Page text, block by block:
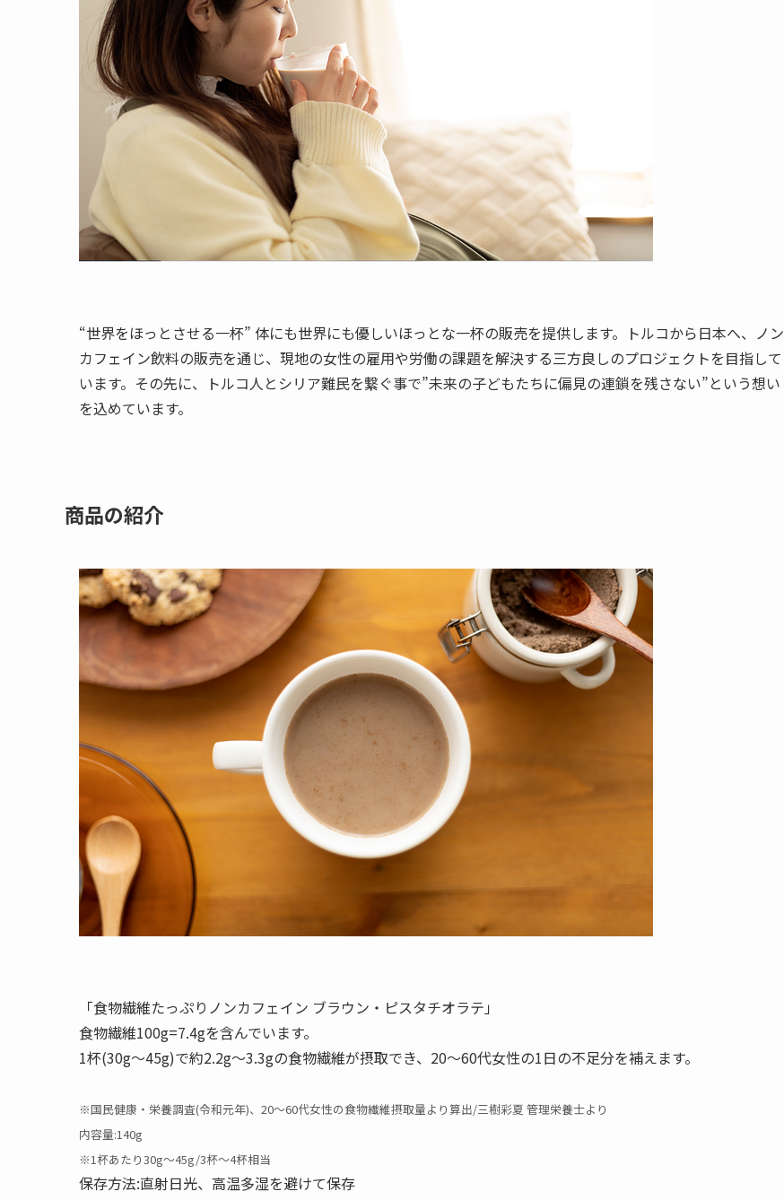
“世界をほっとさせる一杯” 体にも世界にも優しいほっとな一杯の販売を提供します。トルコから日本へ、ノン
カフェイン飲料の販売を通じ、現地の女性の雇用や労働の課題を解決する三方良しのプロジェクトを目指して
います。その先に、トルコ人とシリア難⺠を繋ぐ事で”未来の子どもたちに偏見の連鎖を残さない”という想い
を込めています。
商品の紹介
「食物繊維たっぷりノンカフェイン ブラウン・ピスタチオラテ」
食物繊維100g=7.4gを含んでいます。
1杯(30g〜45g)で約2.2g〜3.3gの食物繊維が摂取でき、20～60代女性の1日の不足分を補えます。
※国民健康・栄養調査(令和元年)、20～60代女性の食物繊維摂取量より算出/三樹彩夏 管理栄養士より
内容量:140g
※1杯あたり30g〜45g/3杯〜4杯相当
保存方法:直射日光、高温多湿を避けて保存